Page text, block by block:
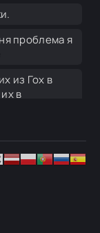
проблема я
из Гох в
в
версию.
of